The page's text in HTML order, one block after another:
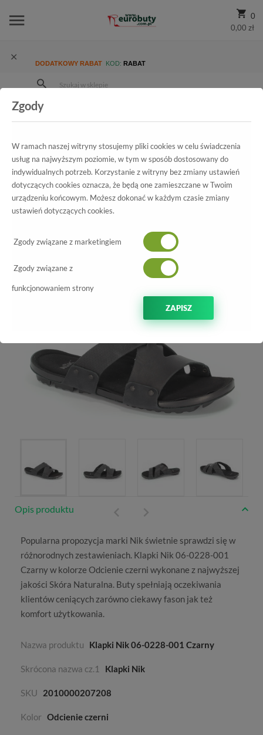
0
0,00 zł
DODATKOWY RABAT KOD: RABAT
Kolekcja męska
Klapki Klapki Nik 06-0228-001 Czarny
Wszystkie produkty
Klapki Nik
06-0228-001 Czarny
Opis produktu
Popularna propozycja marki Nik świetnie sprawdzi się w
różnorodnych zestawieniach. Klapki Nik 06-0228-001
Czarny w kolorze Odcienie czerni wykonane z najwyższej
jakości Skóra Naturalna. Buty spełniają oczekiwania
klientów ceniących zarówno ciekawy fason jak też
komfort użytkowania.
Nazwa produktu Klapki Nik 06-0228-001 Czarny
Skrócona nazwa cz.1 Klapki Nik
SKU 2010000207208
Kolor Odcienie czerni
Zgody
W ramach naszej witryny stosujemy pliki cookies w celu świadczenia
usług na najwyższym poziomie, w tym w sposób dostosowany do
indywidualnych potrzeb. Korzystanie z witryny bez zmiany ustawień
dotyczących cookies oznacza, że będą one zamieszczane w Twoim
urządzeniu końcowym. Możesz dokonać w każdym czasie zmiany
ustawień dotyczących cookies.
Zgody związane z marketingiem
Zgody związane z
funkcjonowaniem strony
ZAPISZ